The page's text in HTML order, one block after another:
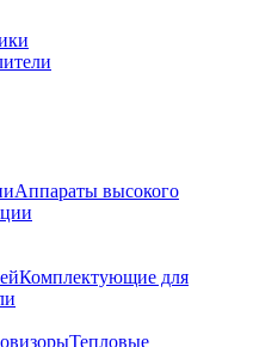
Аппараты высокого
Комплектующие для
Тепловые